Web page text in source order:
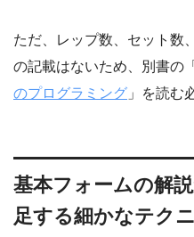
ただ、レップ数、セット数
の記載はないため、別書の「
のプログラミング 」を読む
基本フォームの解
足する細かなテク